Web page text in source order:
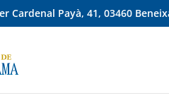
Cardenal Payà, 41, 03460